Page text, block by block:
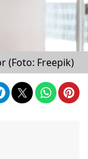
(Foto: Freepik)